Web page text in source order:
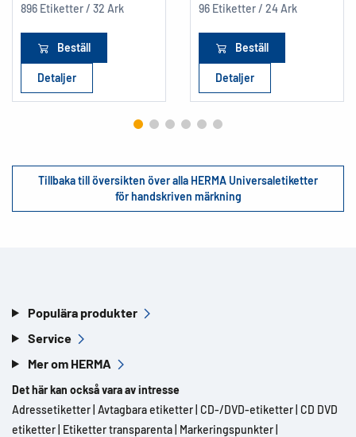
896 Etiketter / 32 Ark
Beställ
Detaljer
96 Etiketter / 24 Ark
Beställ
Detaljer
Tillbaka till översikten över alla HERMA Universaletiketter
för handskriven märkning
Populära produkter
Service
Mer om HERMA
Det här kan också vara av intresse
Adressetiketter Avtagbara etiketter CD-/DVD-etiketter CD DVD
etiketter Etiketter transparenta Markeringspunkter